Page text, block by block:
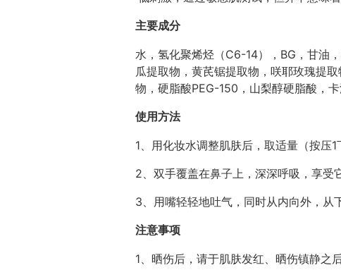
主要成分
水，氢化聚烯烃（C6-14），BG，甘油
瓜提取物，黄芪锯提取物，咲耶玫瑰提
物，硬脂酸PEG-150，山梨醇硬脂酸，
使用方法
1、用化妆水调整肌肤后，取适量（按压
2、双手覆盖在鼻子上，深深呼吸，享受
3、用嘴轻轻地吐气，同时从内向外，从
注意事项
1、晒伤后，请于肌肤发红、晒伤镇静之后